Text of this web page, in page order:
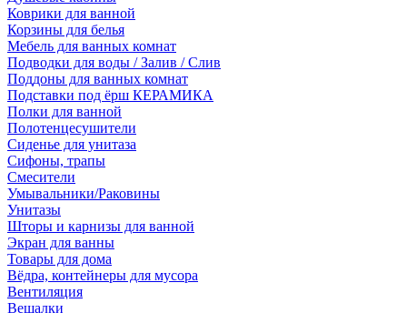
Коврики для ванной
Корзины для белья
Мебель для ванных комнат
Подводки для воды / Залив / Слив
Поддоны для ванных комнат
Подставки под ёрш КЕРАМИКА
Полки для ванной
Полотенцесушители
Сиденье для унитаза
Сифоны, трапы
Смесители
Умывальники/Раковины
Унитазы
Шторы и карнизы для ванной
Экран для ванны
Товары для дома
Вёдра, контейнеры для мусора
Вентиляция
Вешалки